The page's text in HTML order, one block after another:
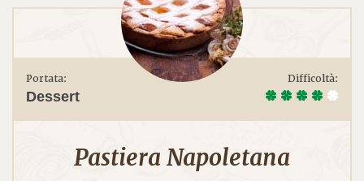
Portata:
Dessert
Difficoltà:
Pastiera Napoletana